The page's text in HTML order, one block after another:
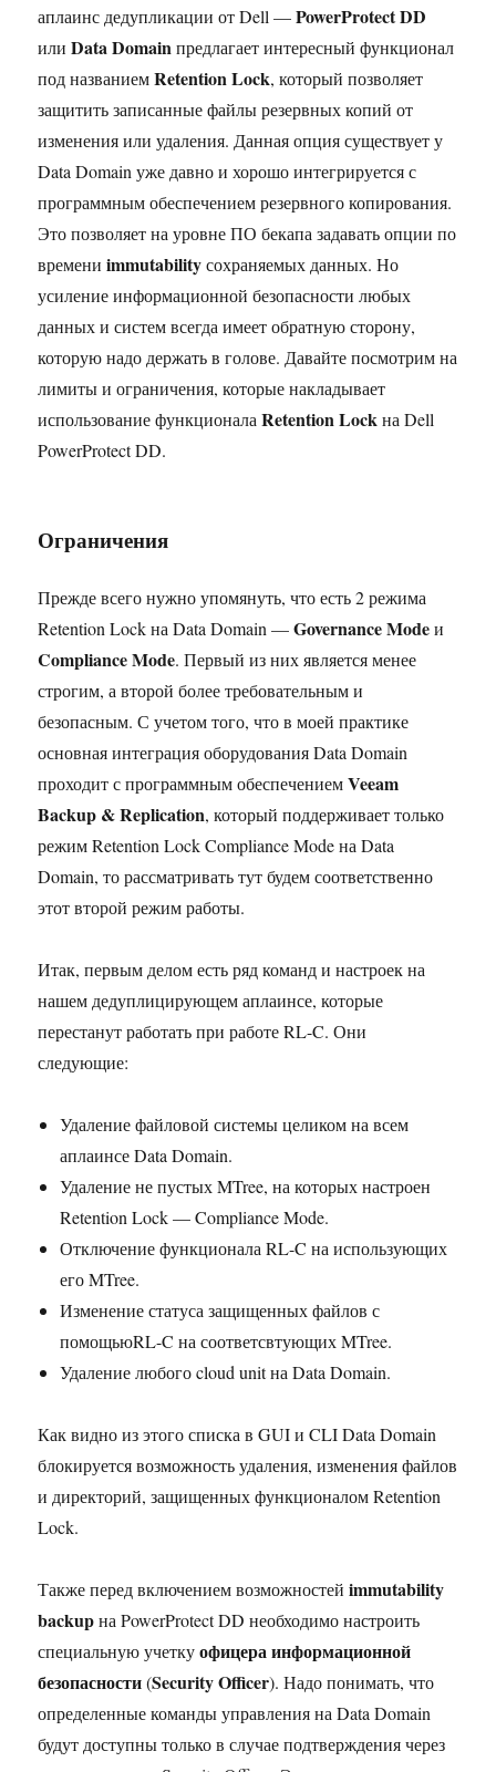
аплаинс дедупликации от Dell —PowerProtect DD
илиData Domain предлагает интересный функционал
под названиемRetention Lock, который позволяет
защитить записанные файлы резервных копий от
изменения или удаления. Данная опция существует у
Data Domain уже давно и хорошо интегрируется с
программным обеспечением резервного копирования.
Это позволяет на уровне ПО бекапа задавать опции по
времениimmutabilityсохраняемых данных. Но
усиление информационной безопасности любых
данных и систем всегда имеет обратную сторону,
которую надо держать в голове. Давайте посмотрим на
лимиты и ограничения, которые накладывает
использование функционалаRetention Lock на Dell
PowerProtect DD.
Ограничения
Прежде всего нужно упомянуть, что есть 2 режима
Retention Lock на Data Domain —Governance Modeи
Compliance Mode. Первый из них является менее
строгим, а второй более требовательным и
безопасным. С учетом того, что в моей практике
основная интеграция оборудования Data Domain
проходит с программным обеспечениемVeeam
Backup & Replication, который поддерживает только
режим Retention Lock Compliance Mode на Data
Domain, то рассматривать тут будем соответственно
этот второй режим работы.
Итак, первым делом есть ряд команд и настроек на
нашем дедуплицирующем аплаинсе, которые
перестанут работать при работе RL-C. Они
следующие:
Удаление файловой системы целиком на всем
аплаинсе Data Domain.
Удаление не пустых MTree, на которых настроен
Retention Lock — Compliance Mode.
Отключение функционала RL-C на использующих
его MTree.
Изменение статуса защищенных файлов с
помощьюRL-C на соответсвтующих MTree.
Удаление любого cloud unit на Data Domain.
Как видно из этого списка в GUI и CLI Data Domain
блокируется возможность удаления, изменения файлов
и директорий, защищенных функционалом Retention
Lock.
Также перед включением возможностейimmutability
backupна PowerProtect DD необходимо настроить
специальную учеткуофицера информационной
безопасности(Security Officer). Надо понимать, что
определенные команды управления на Data Domain
будут доступны только в случае подтверждения через